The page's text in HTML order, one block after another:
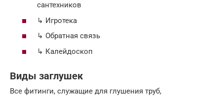
сантехников
↳ Игротека
↳ Обратная связь
↳ Калейдоскоп
Виды заглушек
Все фитинги, служащие для глушения труб,